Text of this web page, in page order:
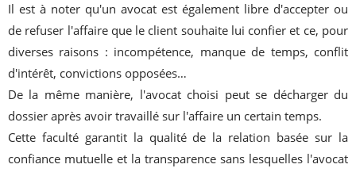
Il est à noter qu'un avocat est également libre d'accepter ou
de refuser l'affaire que le client souhaite lui confier et ce, pour
diverses raisons : incompétence, manque de temps, conflit
d'intérêt, convictions opposées…
De la même manière, l'avocat choisi peut se décharger du
dossier après avoir travaillé sur l'affaire un certain temps.
Cette faculté garantit la qualité de la relation basée sur la
confiance mutuelle et la transparence sans lesquelles l'avocat